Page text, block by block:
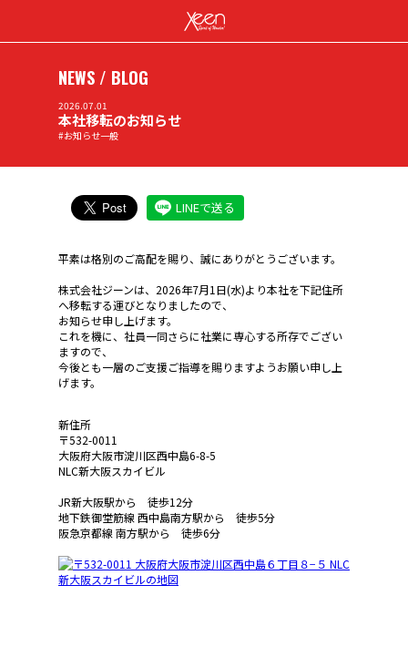
NEWS / BLOG
2026.07.01
本社移転のお知らせ
#お知らせ一般
LINEで送る
平素は格別のご高配を賜り、誠にありがとうございます。
株式会社ジーンは、2026年7月1日(水)より本社を下記住所
へ移転する運びとなりましたので、
お知らせ申し上げます。
これを機に、社員一同さらに社業に専心する所存でござい
ますので、
今後とも一層のご支援ご指導を賜りますようお願い申し上
げます。
新住所
〒532-0011
大阪府大阪市淀川区西中島6-8-5
NLC新大阪スカイビル
JR新大阪駅から 徒歩12分
地下鉄御堂筋線 西中島南方駅から 徒歩5分
阪急京都線 南方駅から 徒歩6分